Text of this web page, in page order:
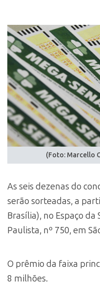
(Foto: Marcello
As seis dezenas do
serão sorteadas, a
Brasília), no Espaço
Paulista, nº 750, em
O prêmio da faixa
8 milhões.